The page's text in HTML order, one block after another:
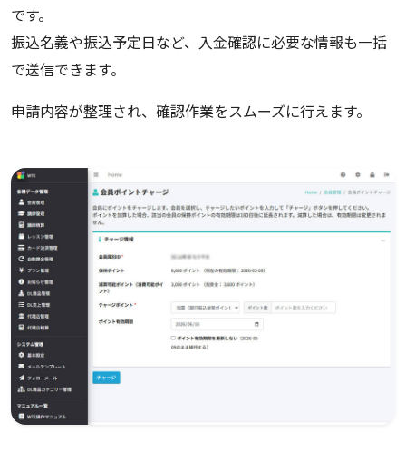
です。
振込名義や振込予定日など、入金確認に必要な情報も一括
で送信できます。
申請内容が整理され、確認作業をスムーズに行えます。